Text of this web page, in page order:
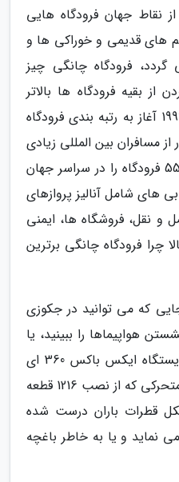
نقاط جهان فرودگاه هایی
های قدیمی و خوراکی ها و
فرودگاه چانگی چیز
بقیه فرودگاه ها بالاتر
است. اسکای ترکس از سال 1999 آغاز به رتبه بندی فرودگاه
مسافران بین المللی زیادی
نظر خواهی کرد و در حدود 550 فرودگاه را در سراسر جهان
های شامل آنالیز پروازهای
و نقل، فروشگاه ها، ایمنی
چرا فرودگاه چانگی برترین
که می توانید در جکوزی
هواپیماها را ببینید، یا
به خاطر سالن نمایشش، یا ایستگاه ایکس باکس 360 ای
که دارد، یا به خاطر اثر هنری متحرکی که از نصب 1216 قطعه
قطرات باران درست شده
نماید و یا به خاطر باغچه